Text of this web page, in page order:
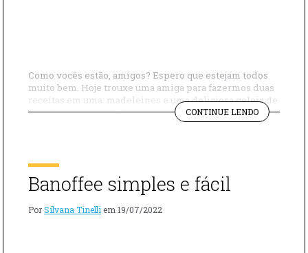
Como vocês estão, amigos? Espero que estejam todos
muito bem. Hoje trouxe uma amiga para fazermos duas
receitas em uma: madeleines e uma deliciosa geleia de
mamão com maracujá para acompanhá-las. Vamos aos
ingredientes então: – Licor de limão – Mamão – Sal –
CONTINUE LENDO
COM
Banoffee simples e fácil
PorSilvana Tinelli em 19/07/2022